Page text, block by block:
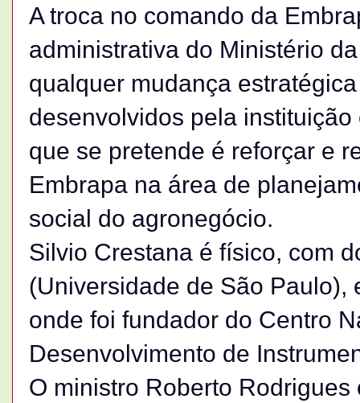
A troca no comando da
administrativa do Ministério
qualquer mudança
desenvolvidos pela
que se pretende é reforçar e
Embrapa na área de
social do agronegócio.
Silvio Crestana é físico, com
(Universidade de São Paulo),
onde foi fundador do Centro
Desenvolvimento de
O ministro Roberto